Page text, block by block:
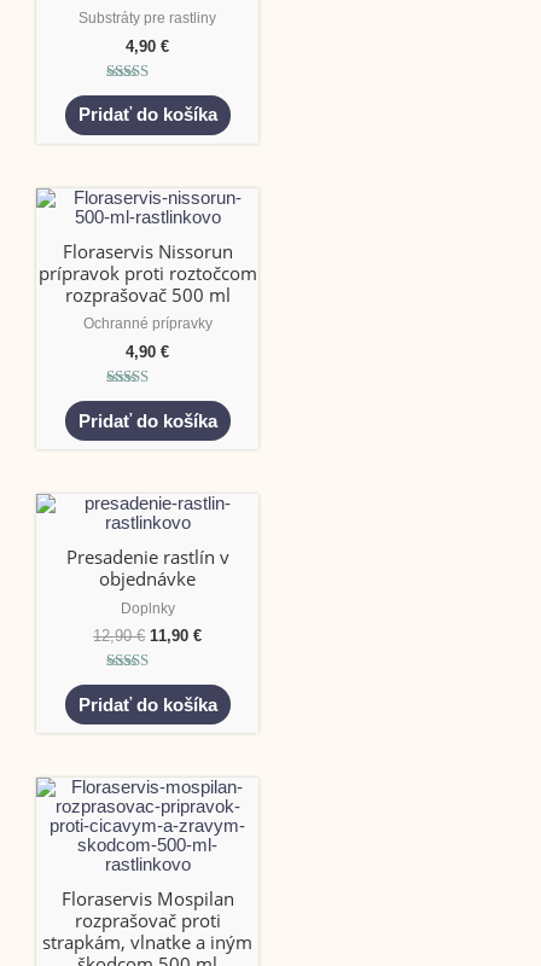
Substráty pre rastliny
4,90€
Hodnotenie
5.00
z 5
Pridať do košíka
Floraservis Nissorun
prípravok proti roztočcom
rozprašovač 500 ml
Ochranné prípravky
4,90€
Hodnotenie
5.00
z 5
Pridať do košíka
Presadenie rastlín v
objednávke
Doplnky
12,90€ 11,90€
Hodnotenie
5.00
z 5
Pridať do košíka
Floraservis Mospilan
rozprašovač proti
strapkám, vlnatke a iným